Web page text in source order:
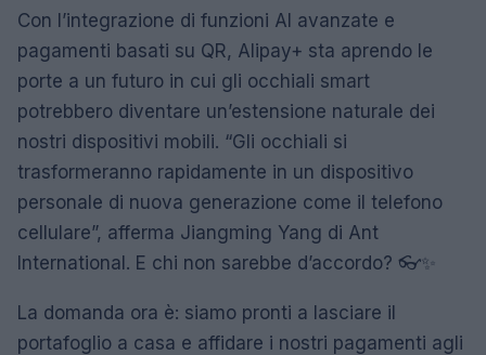
Con l’integrazione di funzioni AI avanzate e
pagamenti basati su QR, Alipay+ sta aprendo le
porte a un futuro in cui gli occhiali smart
potrebbero diventare un’estensione naturale dei
nostri dispositivi mobili. “Gli occhiali si
trasformeranno rapidamente in un dispositivo
personale di nuova generazione come il telefono
cellulare”, afferma Jiangming Yang di Ant
International. E chi non sarebbe d’accordo? 👓✨
La domanda ora è: siamo pronti a lasciare il
portafoglio a casa e affidare i nostri pagamenti agli